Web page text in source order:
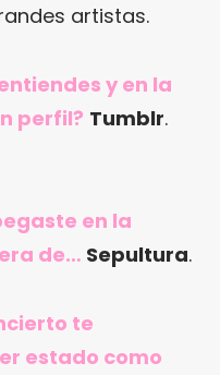
artistas.
y en la
perfil? Tumblr.
en la
de… Sepultura.
te
estado como